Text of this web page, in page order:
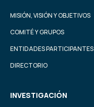
MISIÓN, VISIÓN Y OBJETIVOS
COMITÉ Y GRUPOS
ENTIDADES PARTICIPANTES
DIRECTORIO
INVESTIGACIÓN